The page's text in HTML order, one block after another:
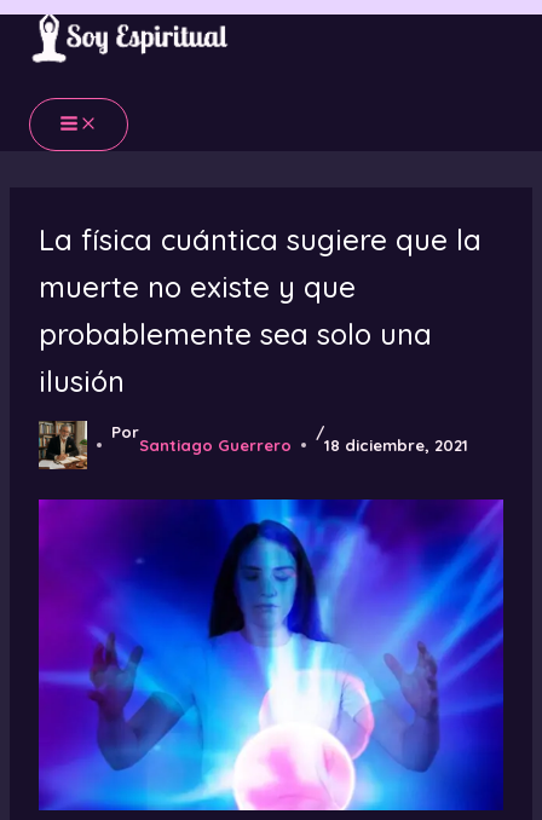
Ir
contenido
La física cuántica sugiere que la
muerte no existe y que
probablemente sea solo una
ilusión
Por
Santiago Guerrero
/
18 diciembre, 2021